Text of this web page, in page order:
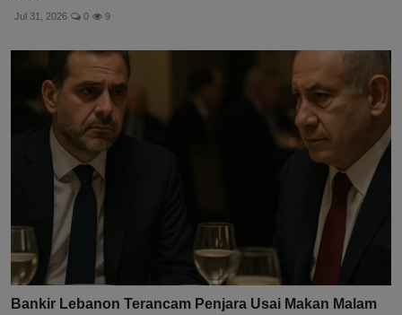
Jul 31, 2026 0 9
Bankir Lebanon Terancam Penjara Usai Makan Malam